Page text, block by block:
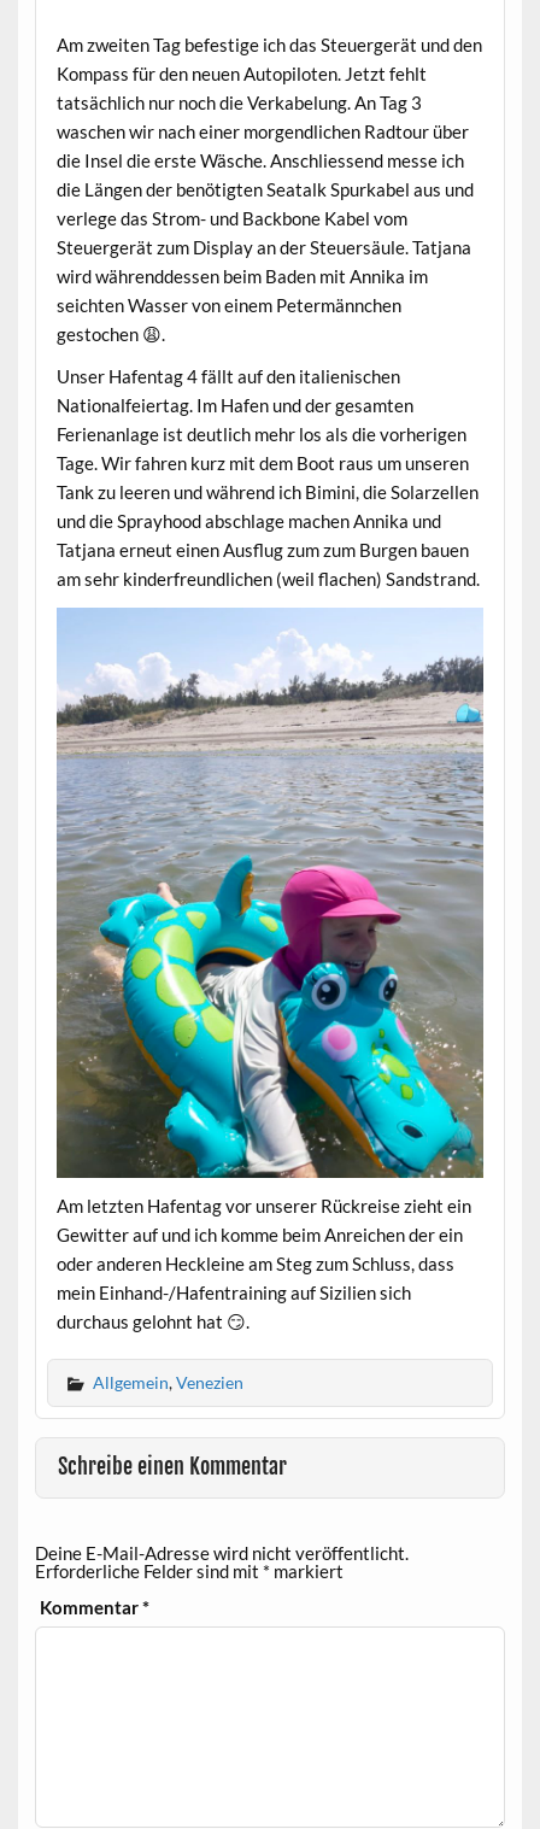
Am zweiten Tag befestige ich das Steuergerät und den
Kompass für den neuen Autopiloten. Jetzt fehlt
tatsächlich nur noch die Verkabelung. An Tag 3
waschen wir nach einer morgendlichen Radtour über
die Insel die erste Wäsche. Anschliessend messe ich
die Längen der benötigten Seatalk Spurkabel aus und
verlege das Strom- und Backbone Kabel vom
Steuergerät zum Display an der Steuersäule. Tatjana
wird währenddessen beim Baden mit Annika im
seichten Wasser von einem Petermännchen
gestochen 😩.
Unser Hafentag 4 fällt auf den italienischen
Nationalfeiertag. Im Hafen und der gesamten
Ferienanlage ist deutlich mehr los als die vorherigen
Tage. Wir fahren kurz mit dem Boot raus um unseren
Tank zu leeren und während ich Bimini, die Solarzellen
und die Sprayhood abschlage machen Annika und
Tatjana erneut einen Ausflug zum zum Burgen bauen
am sehr kinderfreundlichen (weil flachen) Sandstrand.
Am letzten Hafentag vor unserer Rückreise zieht ein
Gewitter auf und ich komme beim Anreichen der ein
oder anderen Heckleine am Steg zum Schluss, dass
mein Einhand-/Hafentraining auf Sizilien sich
durchaus gelohnt hat 😏.
Allgemein,Venezien
Schreibe einen Kommentar
Deine E-Mail-Adresse wird nicht veröffentlicht.
Erforderliche Felder sind mit * markiert
Kommentar*